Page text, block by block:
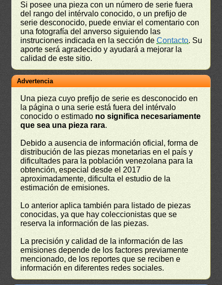
Si posee una pieza con un número de serie fuera
del rango del intérvalo conocido, o un prefijo de
serie desconocido, puede enviar el comentario con
una fotografía del anverso siguiendo las
instruciones indicada en la sección deContacto. Su
aporte será agradecido y ayudará a mejorar la
calidad de este sitio.
Advertencia
Una pieza cuyo prefijo de serie es desconocido en
la página o una serie está fuera del intérvalo
conocido o estimado no significa necesariamente
que sea una pieza rara.
Debido a ausencia de información oficial, forma de
distribución de las piezas monetarias en el país y
dificultades para la población venezolana para la
obtención, especial desde el 2017
aproximadamente, dificulta el estudio de la
estimación de emisiones.
Lo anterior aplica también para listado de piezas
conocidas, ya que hay coleccionistas que se
reserva la información de las piezas.
La precisión y calidad de la información de las
emisiones depende de los factores previamente
mencionado, de los reportes que se reciben e
información en diferentes redes sociales.